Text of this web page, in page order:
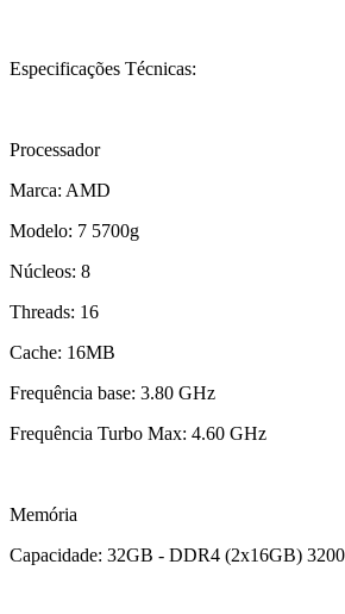
Especificações Técnicas:
Processador
Marca: AMD
Modelo: 7 5700g
Núcleos: 8
Threads: 16
Cache: 16MB
Frequência base: 3.80 GHz
Frequência Turbo Max: 4.60 GHz
Memória
Capacidade: 32GB - DDR4 (2x16GB)